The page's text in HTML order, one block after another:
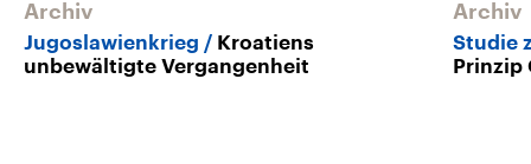
Archiv
Jugoslawienkrieg
Kroatiens
unbewältigte Vergangenheit
Archiv
Studie
Prinzip